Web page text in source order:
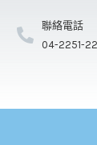
聯絡電話
04-2251-